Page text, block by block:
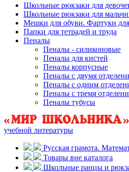
Школьные рюкзаки для
Школьные рюкзаки для
Мешки для обуви. Фартуки
Папки для тетрадей и труда
Пеналы
Пеналы - силиконовые
Пеналы для кистей
Пеналы корпусные
Пеналы с двумя
Пеналы с одним
Пеналы с тремя
Пеналы тубусы
учебной литературы
Русская грамота.
Товары вне каталога
Школьные ранцы и